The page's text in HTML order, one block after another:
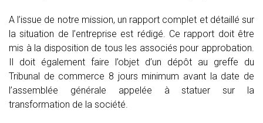
A l’issue de notre mission, un rapport complet et détaillé sur
la situation de l’entreprise est rédigé. Ce rapport doit être
mis à la disposition de tous les associés pour approbation.
Il doit également faire l’objet d’un dépôt au greffe du
Tribunal de commerce 8 jours minimum avant la date de
l’assemblée générale appelée à statuer sur la
transformation de la société.